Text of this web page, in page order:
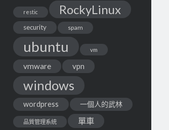
restic RockyLinux
security spam
ubuntu vm
vmware vpn
windows
wordpress 一個人的武林
品質管理系統 單車